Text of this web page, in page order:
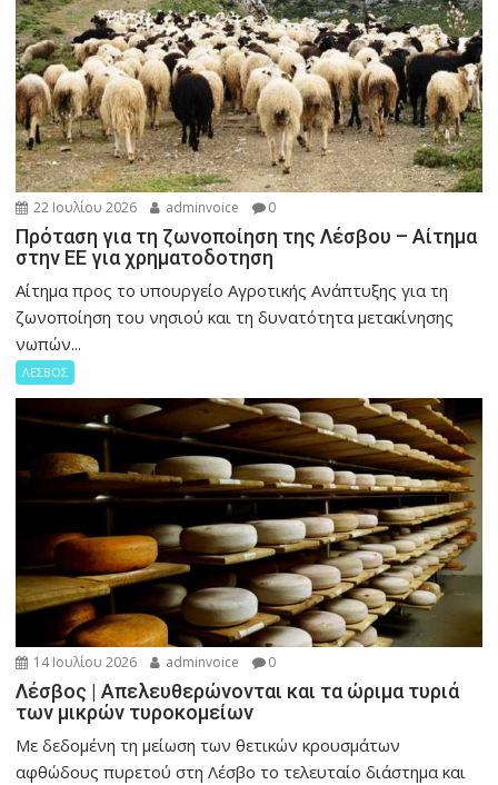
22 Ιουλίου 2026 adminvoice 0
Πρόταση για τη ζωνοποίηση της Λέσβου – Αίτημα
στην ΕΕ για χρηματοδοτηση
Αίτημα προς το υπουργείο Αγροτικής Ανάπτυξης για τη
ζωνοποίηση του νησιού και τη δυνατότητα μετακίνησης
νωπών...
ΛΕΣΒΟΣ
14 Ιουλίου 2026 adminvoice 0
Λέσβος | Απελευθερώνονται και τα ώριμα τυριά
των μικρών τυροκομείων
Με δεδομένη τη μείωση των θετικών κρουσμάτων
αφθώδους πυρετού στη Λέσβο το τελευταίο διάστημα και